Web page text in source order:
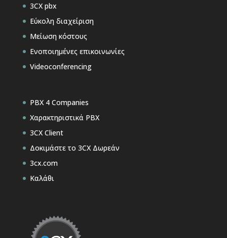
3CX pbx
Εύκολη διαχείριση
Μείωση κόστους
Ενοποιημένες επικοινωνίες
Videoconferencing
PBX 4 Companies
Χαρακτηριστικά PBX
3CX Client
Δοκιμάστε το 3CX Δωρεάν
3cx.com
Καλάθι